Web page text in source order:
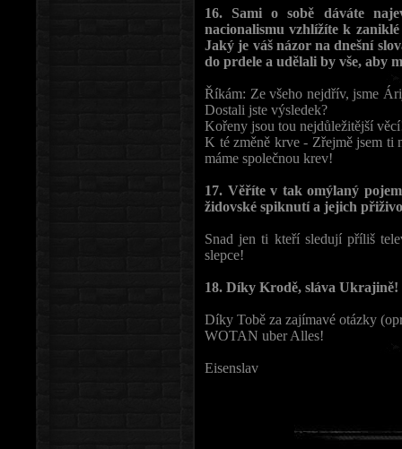
16. Sami o sobě dáváte
nacionalismu vzhlížíte k
Jaký je váš názor na dnešní
do prdele a udělali by vše, aby
Říkám: Ze všeho nejdřív, jsme
Dostali jste výsledek?
Kořeny jsou tou nejdůležitější
K té změně krve - Zřejmě jsem ti
máme společnou krev!
17. Věříte v tak omýlaný
židovské spiknutí a jejich
Snad jen ti kteří sledují příliš
slepce!
18. Díky Krodě, sláva Ukrajině!
Díky Tobě za zajímavé otázky
WOTAN uber Alles!
Eisenslav